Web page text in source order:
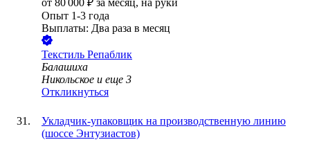
от 80 000 ₽ за месяц, на руки
Опыт 1-3 года
Выплаты: Два раза в месяц
Текстиль Репаблик
Балашиха
Никольское и еще 3
Откликнуться
Укладчик-упаковщик на производственную линию
(шоссе Энтузиастов)